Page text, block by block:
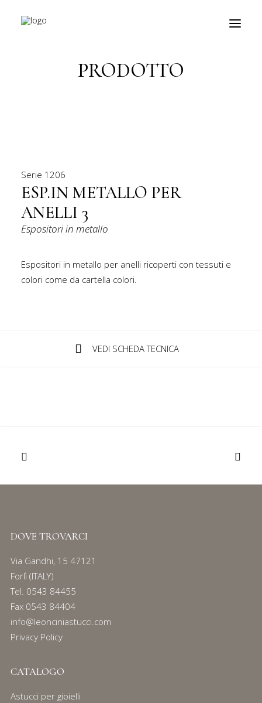
contatti
Login / Register
PRODOTTO
Serie 1206
ESP.IN METALLO PER
ANELLI 3
Espositori in metallo
Espositori in metallo per anelli ricoperti con tessuti e
colori come da cartella colori.
VEDI SCHEDA TECNICA
DOVE TROVARCI
Via Gandhi, 15 47121
Forlì (ITALY)
Tel. 0543 84455
Fax 0543 84404
info@leonciniastucci.com
Privacy Policy
CATALOGO
Astucci per gioielli